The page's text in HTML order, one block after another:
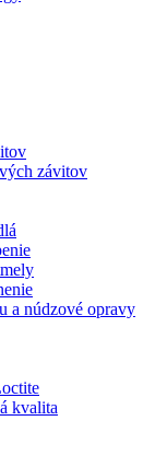
závitov
a núdzové opravy
kvalita